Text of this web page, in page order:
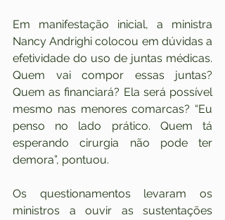
Em manifestação inicial, a ministra
Nancy Andrighi colocou em dúvidas a
efetividade do uso de juntas médicas.
Quem vai compor essas juntas?
Quem as financiará? Ela será possível
mesmo nas menores comarcas? “Eu
penso no lado prático. Quem tá
esperando cirurgia não pode ter
demora”, pontuou.
Os questionamentos levaram os
ministros a ouvir as sustentações